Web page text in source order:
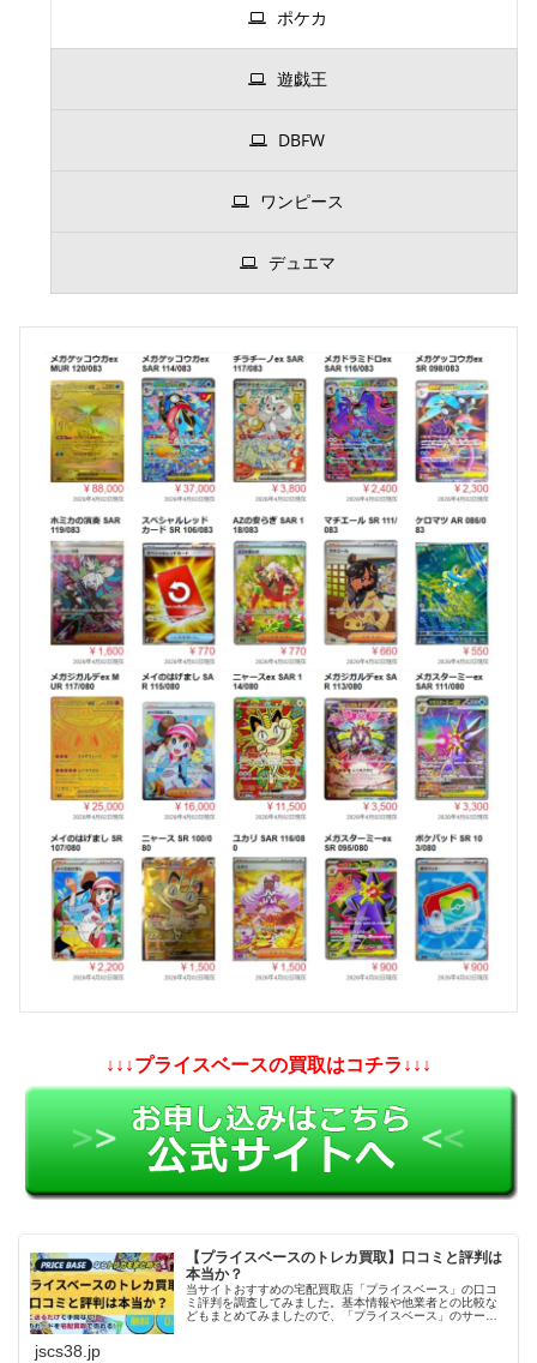
ポケカ
遊戯王
DBFW
ワンピース
デュエマ
↓↓↓プライスベースの買取はコチラ↓↓↓
【プライスベースのトレカ買取】口コミと評判は
本当か？
当サイトおすすめの宅配買取店「プライスベース」の口コ
ミ評判を調査してみました。基本情報や他業者との比較な
どもまとめてみましたので、「プライスベース」のサービ
jscs38.jp